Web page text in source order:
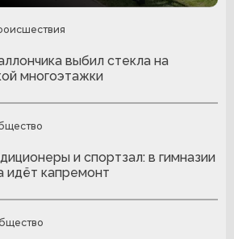
выбил стекла на
многоэтажки
и спортзал: в гимназии
идёт капремонт